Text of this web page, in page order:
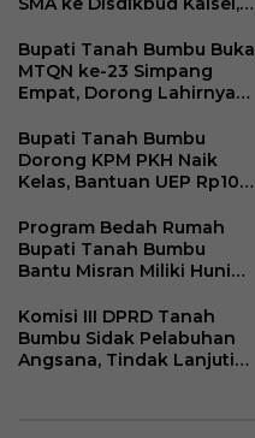
Kebutuhan Guru
Bupati Tanah Bumbu Buka
MTQN ke-23 Simpang
Empat, Dorong Lahirnya
Berakhlak Mulia
Bupati Tanah Bumbu
Dorong KPM PKH Naik
Kelas, Bantuan UEP Rp10
Kembangkan Usaha
Program Bedah Rumah
Bupati Tanah Bumbu
Bantu Misran Miliki Hunian
di Rumah Singgah
Komisi III DPRD Tanah
Bumbu Sidak Pelabuhan
Angsana, Tindak Lanjuti